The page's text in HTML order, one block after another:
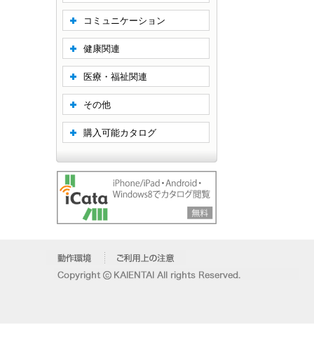
コミュニケーション
健康関連
医療・福祉関連
その他
購入可能カタログ